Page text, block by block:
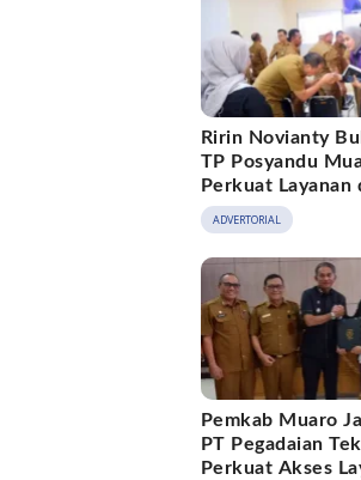
Ririn Novianty
TP Posyandu
Perkuat Layanan
Stunting
ADVERTORIAL
Pemkab Muaro
PT Pegadaian
Perkuat Akses